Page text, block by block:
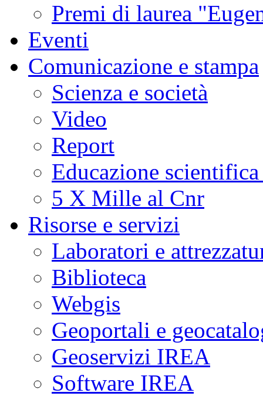
Premi di laurea
Eventi
Comunicazione e stampa
Scienza e società
Video
Report
Educazione
5 X Mille al Cnr
Risorse e servizi
Laboratori e
Biblioteca
Webgis
Geoportali e
Geoservizi IREA
Software IREA